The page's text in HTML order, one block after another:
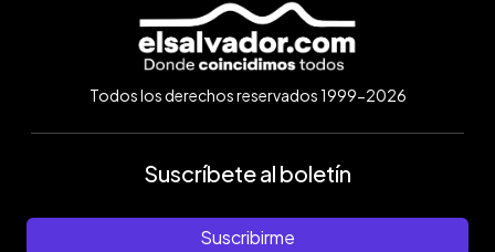
Todos los derechos reservados 1999-2026
Suscríbete al boletín
Suscribirme